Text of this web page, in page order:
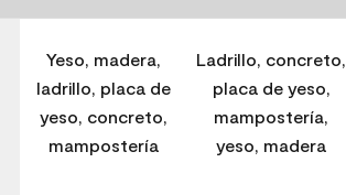
Yeso, madera,
ladrillo, placa de
yeso, concreto,
mampostería
Ladrillo, concreto,
placa de yeso,
mampostería,
yeso, madera